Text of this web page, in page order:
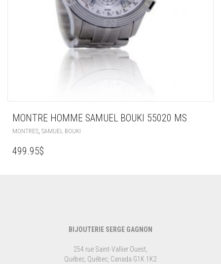
MONTRE HOMME SAMUEL BOUKI 55020 MS
MONTRES SAMUEL BOUKI
499.95$
BIJOUTERIE SERGE GAGNON
254 rue Saint-Vallier Ouest,
Québec, Québec, Canada G1K 1K2